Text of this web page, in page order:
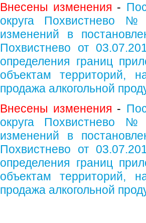
Внесены изменения -
округа Похвистнево
изменений в
Похвистнево от
определения границ
объектам территорий,
продажа алкогольной
Внесены изменения -
округа Похвистнево
изменений в
Похвистнево от
определения границ
объектам территорий,
продажа алкогольной